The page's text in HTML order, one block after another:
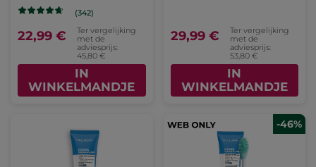
(342)
22,99 €
Ter vergelijking
met de
adviesprijs:
45,80 €
IN
WINKELMANDJE
29,99 €
Ter vergelijking
met de
adviesprijs:
53,80 €
IN
WINKELMANDJE
-46%